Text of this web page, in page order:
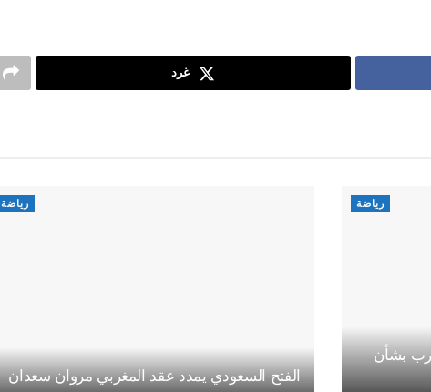
غرد
رياضة
بشأن
رياضة
الفتح السعودي يمدد عقد المغربي مروان سعدان